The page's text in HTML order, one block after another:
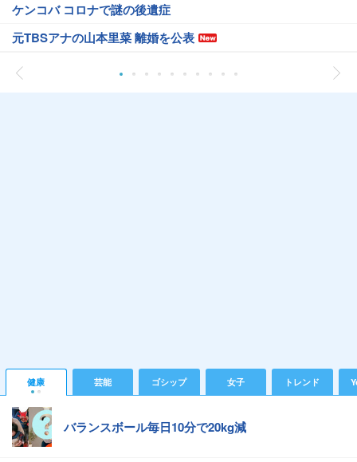
ケンコバ コロナで謎の後遺症
元TBSアナの山本里菜 離婚を公表
健康 芸能 ゴシップ 女子 トレンド
バランスボール毎日10分で20kg減